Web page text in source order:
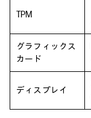
TPM
グラフィックス
カード
ディスプレイ